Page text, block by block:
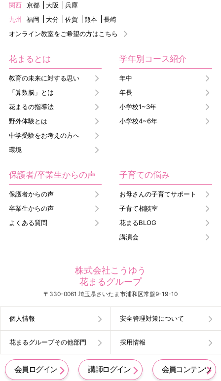
関西
京都 大阪
兵庫
九州
福岡 大分 佐賀 熊本
長崎
オンライン教室をご希望の方はこちら
花まるとは
教育の未来に対する思い
「算数脳」とは
花まるの指導法
野外体験とは
中学受験をお考えの方へ
環境
学年別コース紹介
年中
年長
小学校1~3年
小学校4~6年
保護者/卒業生からの声
保護者からの声
卒業生からの声
よくある質問
子育ての悩み
お母さんの子育てサポート
子育て相談室
花まるBLOG
講演会
株式会社こうゆう
花まるグループ
〒330-0061 埼玉県さいたま市浦和区常盤9-19-10
個人情報 安全管理対策について
花まるグループその他部門 採用情報
会員ログイン 講師ログイン 会員コンテンツ